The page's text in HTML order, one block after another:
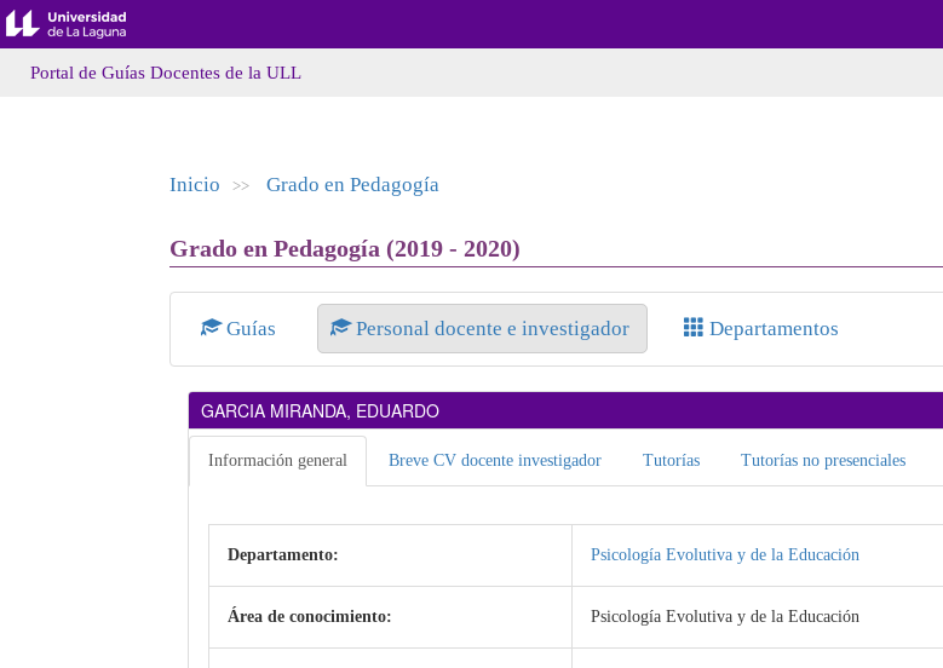
Portal de Guías Docentes de la ULL
Inicio >> Grado en Pedagogía
Grado en Pedagogía (2019 - 2020)
Guías Personal docente e investigador Departamentos
GARCIA MIRANDA, EDUARDO
Información general Breve CV docente investigador Tutorías Tutorías no presenciales
Departamento: Psicología Evolutiva y de la Educación
Área de conocimiento: Psicología Evolutiva y de la Educación